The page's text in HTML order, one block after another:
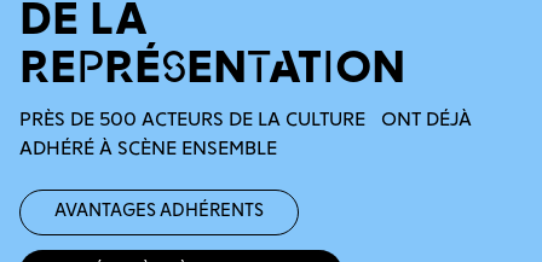
DE LA
REPRÉSENTATION
PRÈS DE 500 ACTEURS DE LA CULTURE ONT DÉJÀ
ADHÉRÉ À SCÈNE ENSEMBLE
Avantages adhérents